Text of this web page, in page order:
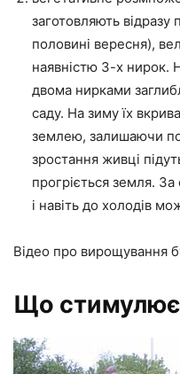
заготовляють відразу
половині вересня),
наявністю 3-х нирок.
двома нирками
саду. На зиму їх
землею, залишаючи
зростання живці
прогріється земля.
і навіть до холодів
Відео про вирощування
Що стимулює